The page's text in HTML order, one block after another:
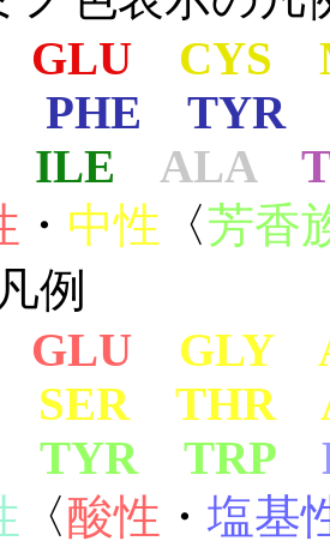
GLU
CYS
PHE TYR
ILE
ALA
・ 中性 〈芳香
例
GLU
GLY
SER THR
TYR TRP
〈酸性 ・ 塩基